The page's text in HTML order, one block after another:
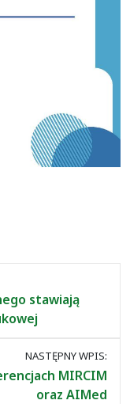
stawiają
NASTĘPNY WPIS:
MIRCIM
oraz AIMed